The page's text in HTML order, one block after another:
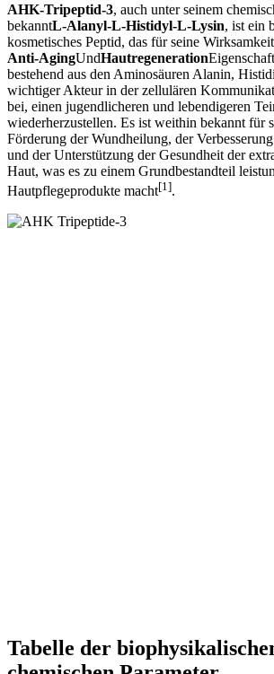
AHK-Tripeptid-3, auch unter seinem
bekanntL-Alanyl-L-Histidyl-L-Lysin, ist ein
kosmetisches Peptid, das für seine
Anti-AgingUndHautregeneration
bestehend aus den Aminosäuren Alanin,
wichtiger Akteur in der zellulären
bei, einen jugendlicheren und lebendigeren
wiederherzustellen. Es ist weithin bekannt für
Förderung der Wundheilung, der
und der Unterstützung der Gesundheit der
Haut, was es zu einem Grundbestandteil
Hautpflegeprodukte macht[1].
Tabelle der